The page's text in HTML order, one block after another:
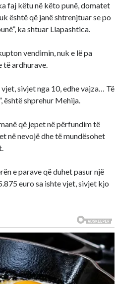
faj këtu në këto punë, domatet
është që janë shtrenjtuar se po
ka shtuar Llapashtica.
vendimin, nuk e lë pa
të ardhurave.
sivjet nga 10, edhe vajza… Të
është shprehur Mehija.
që jepet në përfundim të
në nevojë dhe të mundësohet
e parave që duhet pasur një
euro sa ishte vjet, sivjet kjo